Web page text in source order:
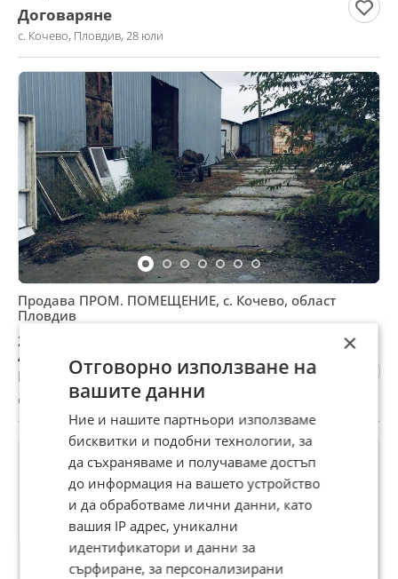
Договаряне
с. Кочево, Пловдив, 28 юли
Продава ПРОМ. ПОМЕЩЕНИЕ, с. Кочево, област
Пловдив
220 000 €
430 282,60 лв
Не се начислява ДДС
с. Кочево, Пловдив, 28 юли
×
Отговорно използване на
вашите данни
Ние и нашите партньори използваме
бисквитки и подобни технологии, за
да съхраняваме и получаваме достъп
до информация на вашето устройство
и да обработваме лични данни, като
вашия IP адрес, уникални
идентификатори и данни за
сърфиране, за персонализирани